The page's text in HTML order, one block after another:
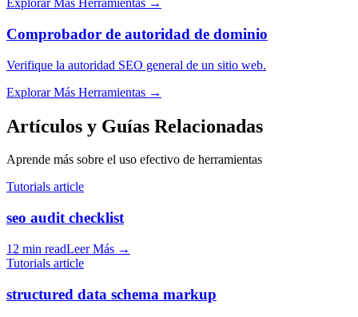
Explorar Más Herramientas →
Comprobador de autoridad de dominio
Verifique la autoridad SEO general de un sitio web.
Explorar Más Herramientas →
Artículos y Guías Relacionadas
Aprende más sobre el uso efectivo de herramientas
Tutorials article
seo audit checklist
12 min readLeer Más →
Tutorials article
structured data schema markup